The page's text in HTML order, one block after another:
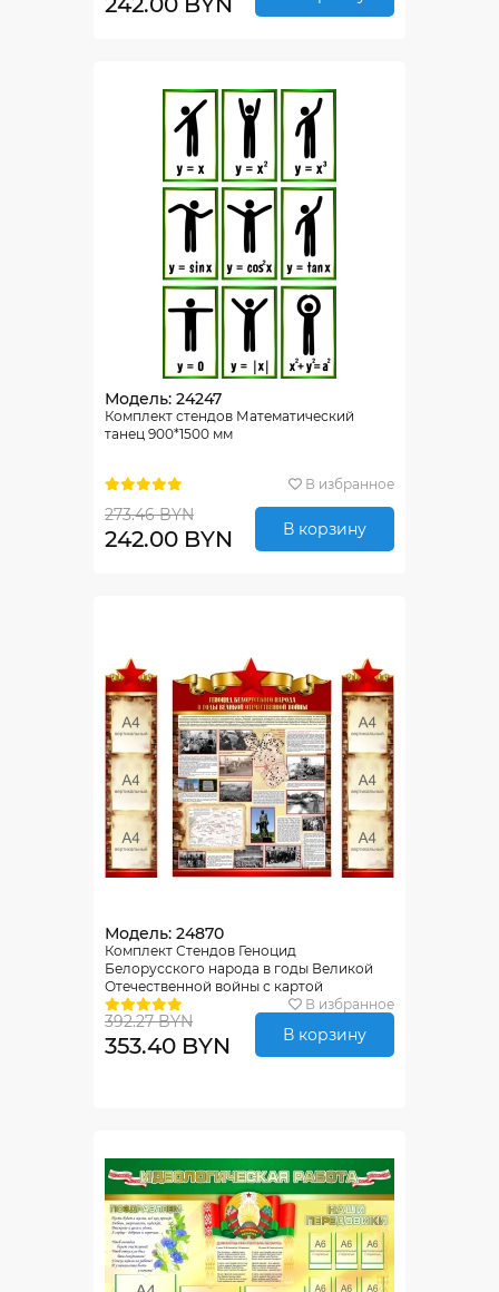
Модель: 24247
Комплект стендов Математический
танец 900*1500 мм
В избранное
273.46 BYN
242.00 BYN В корзину
Модель: 24870
Комплект Стендов Геноцид
Белорусского народа в годы Великой
Отечественной войны с картой
Борисовского района 1500*1250ммВ избранное
392.27 BYN
353.40 BYN В корзину